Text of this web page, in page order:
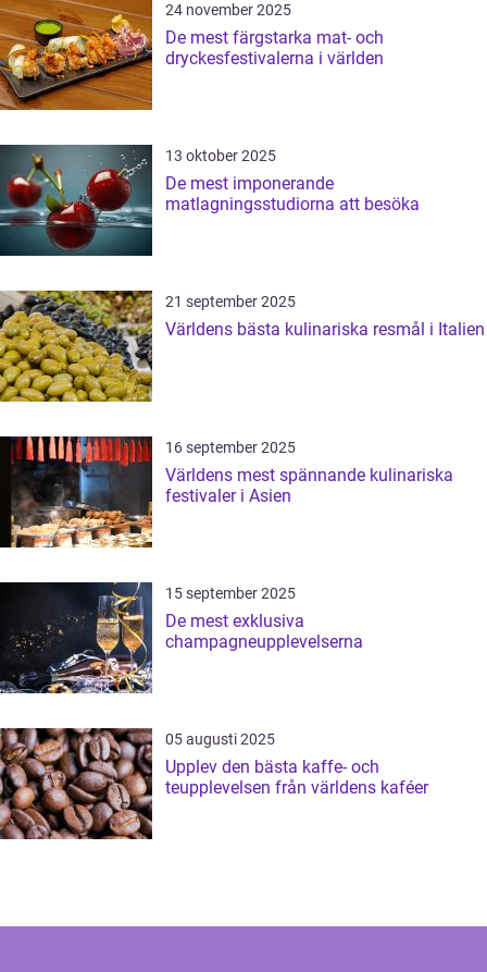
24 november 2025
De mest färgstarka mat- och
dryckesfestivalerna i världen
13 oktober 2025
De mest imponerande
matlagningsstudiorna att besöka
21 september 2025
Världens bästa kulinariska resmål i Italien
16 september 2025
Världens mest spännande kulinariska
festivaler i Asien
15 september 2025
De mest exklusiva
champagneupplevelserna
05 augusti 2025
Upplev den bästa kaffe- och
teupplevelsen från världens kaféer